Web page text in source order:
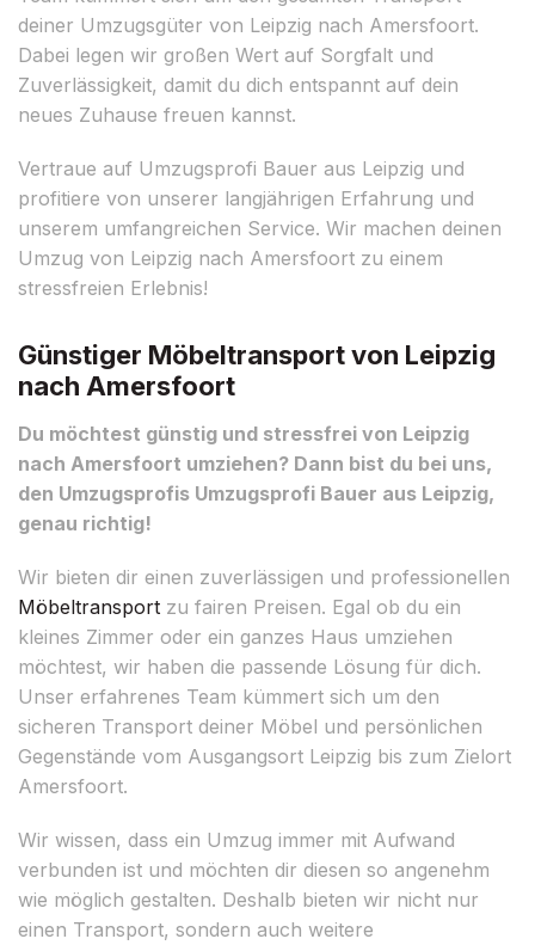
deiner Umzugsgüter von Leipzig nach Amersfoort.
Dabei legen wir großen Wert auf Sorgfalt und
Zuverlässigkeit, damit du dich entspannt auf dein
neues Zuhause freuen kannst.
Vertraue auf Umzugsprofi Bauer aus Leipzig und
profitiere von unserer langjährigen Erfahrung und
unserem umfangreichen Service. Wir machen deinen
Umzug von Leipzig nach Amersfoort zu einem
stressfreien Erlebnis!
Günstiger Möbeltransport von Leipzig
nach Amersfoort
Du möchtest günstig und stressfrei von Leipzig
nach Amersfoort umziehen? Dann bist du bei uns,
den Umzugsprofis Umzugsprofi Bauer aus Leipzig,
genau richtig!
Wir bieten dir einen zuverlässigen und professionellen
Möbeltransport zu fairen Preisen. Egal ob du ein
kleines Zimmer oder ein ganzes Haus umziehen
möchtest, wir haben die passende Lösung für dich.
Unser erfahrenes Team kümmert sich um den
sicheren Transport deiner Möbel und persönlichen
Gegenstände vom Ausgangsort Leipzig bis zum Zielort
Amersfoort.
Wir wissen, dass ein Umzug immer mit Aufwand
verbunden ist und möchten dir diesen so angenehm
wie möglich gestalten. Deshalb bieten wir nicht nur
einen Transport, sondern auch weitere